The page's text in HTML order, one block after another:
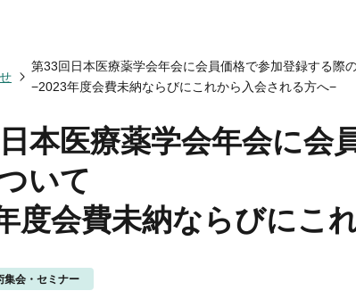
る情報提供
ポジウム
中教育講座
体会議
ドバンスト研修会
師制度
薬剤師制度
後援
のお知らせ
第33回日本医療薬学会年会に会員価格で参加登録する際
−2023年度会費未納ならびにこれから入会される方へ−
本医療薬学会年会に会
いて
度会費未納ならびにこ
集会・セミナー